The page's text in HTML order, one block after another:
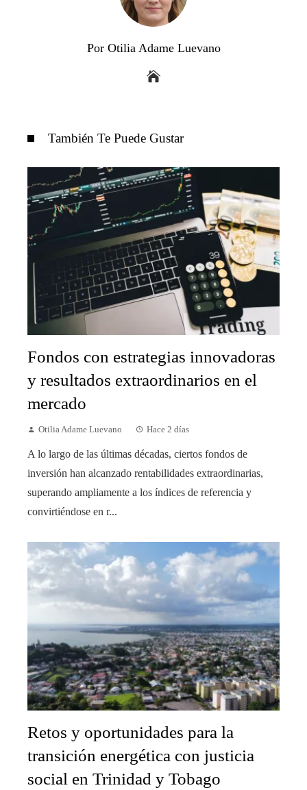
Por Otilia Adame Luevano
También Te Puede Gustar
Fondos con estrategias innovadoras
y resultados extraordinarios en el
mercado
Otilia Adame Luevano Hace 2 días
A lo largo de las últimas décadas, ciertos fondos de
inversión han alcanzado rentabilidades extraordinarias,
superando ampliamente a los índices de referencia y
convirtiéndose en r...
Retos y oportunidades para la
transición energética con justicia
social en Trinidad y Tobago